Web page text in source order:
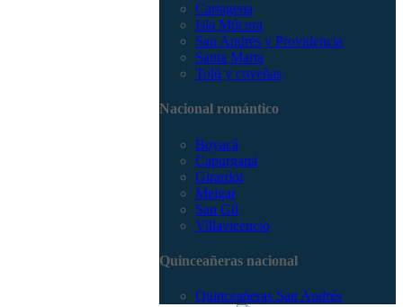
Cartagena
Isla Múcura
San Andrés y Providencia
Santa Marta
Tolú y coveñas
Nacional romántico
Boyacá
Capurganá
Girardot
Melgar
San Gil
Villavicencio
Quinceañeras nacional
Quinceañeras San Andrés